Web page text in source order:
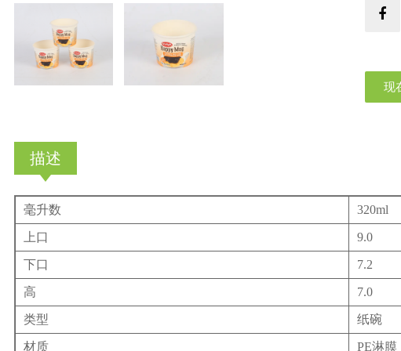
现
描述
毫升数 320ml
上口 9.0
下口 7.2
高 7.0
类型 纸碗
材质 PE淋膜